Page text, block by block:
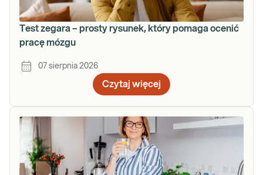
Test zegara – prosty rysunek, który pomaga ocenić
pracę mózgu
07 sierpnia 2026
Czytaj więcej